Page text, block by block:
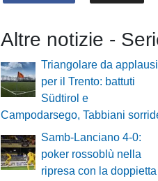
Altre notizie -
Triangolare da applausi
per il Trento: battuti
Südtirol e
Campodarsego, Tabbiani
Samb-Lanciano 4-0:
poker rossoblù nella
ripresa con la doppietta